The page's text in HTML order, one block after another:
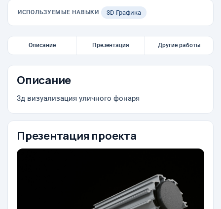
ИСПОЛЬЗУЕМЫЕ НАВЫКИ 3D Графика
Описание Презентация Другие работы
Описание
3д визуализация уличного фонаря
Презентация проекта